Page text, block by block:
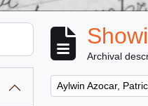
Archival
Remove filter:
Aylwin Azocar,